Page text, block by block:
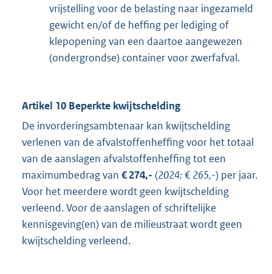
vrijstelling voor de belasting naar ingezameld
gewicht en/of de heffing per lediging of
klepopening van een daartoe aangewezen
(ondergrondse) container voor zwerfafval.
Artikel 10 Beperkte kwijtschelding
De invorderingsambtenaar kan kwijtschelding
verlenen van de afvalstoffenheffing voor het totaal
van de aanslagen afvalstoffenheffing tot een
maximumbedrag van € 274,- (2024: € 265,-) per jaar.
Voor het meerdere wordt geen kwijtschelding
verleend. Voor de aanslagen of schriftelijke
kennisgeving(en) van de milieustraat wordt geen
kwijtschelding verleend.